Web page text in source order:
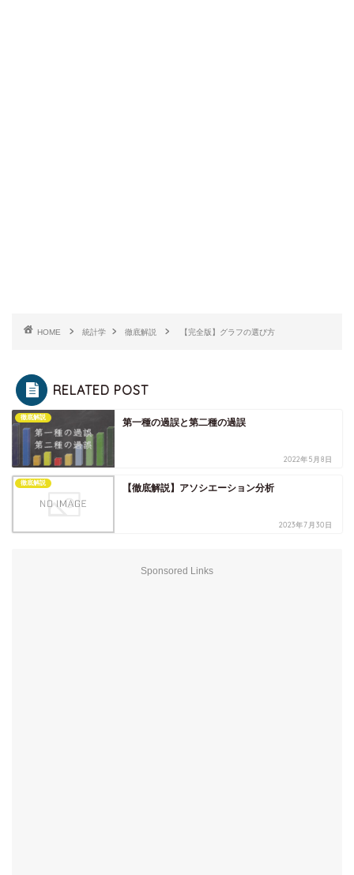
HOME 統計学 徹底解説 【完全版】グラフの選び方
RELATED POST
徹底解説 第一種の過誤と第二種の過誤
2022年5月8日
徹底解説 【徹底解説】アソシエーション分析
2023年7月30日
Sponsored Links